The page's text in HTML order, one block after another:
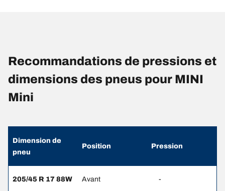
Recommandations de pressions et
dimensions des pneus pour MINI
Mini
Dimension de
pneu
Position Pression
205/45 R 17 88W Avant -